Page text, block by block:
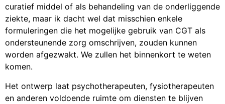
curatief middel of als behandeling van de onderliggende
ziekte, maar ik dacht wel dat misschien enkele
formuleringen die het mogelijke gebruik van CGT als
ondersteunende zorg omschrijven, zouden kunnen
worden afgezwakt. We zullen het binnenkort te weten
komen.
Het ontwerp laat psychotherapeuten, fysiotherapeuten
en anderen voldoende ruimte om diensten te blijven